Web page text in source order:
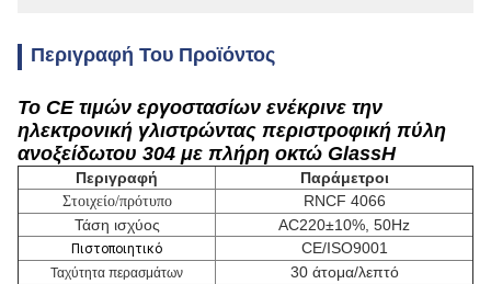
Περιγραφή Του Προϊόντος
Το CE τιμών εργοστασίων ενέκρινε την
ηλεκτρονική γλιστρώντας περιστροφική πύλη
ανοξείδωτου 304 με πλήρη οκτώ GlassH
Περιγραφή Παράμετροι
Στοιχείο/πρότυπο
RNCF 4066
Τάση ισχύος
AC220±10%, 50Hz
Πιστοποιητικό CE/ISO9001
Ταχύτητα περασμάτων
30 άτομα/λεπτό